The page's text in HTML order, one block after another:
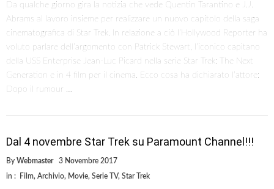
Da qualche giorno gira la notizia che vede Quentin Tarantino e J.J.
Abrams al lavoro insieme per realizzare un nuovo capitolo della saga
cinematografica di Star Trek. In relazione a ciò l’Hollywood Reporter ha
voluto parlare dell’argomento con Patrick Stewart, l’iconico capitano
della USS Enterprise Jean-Luc Picard nella serie Star Trek: The Next
Generation e in 4 film per il cinema. Ecco cosa ha dichiarato l’attore:
Dopo il rumour …
Dal 4 novembre Star Trek su Paramount Channel!!!
By Webmaster 3 Novembre 2017
in : Film, Archivio, Movie, Serie TV, Star Trek